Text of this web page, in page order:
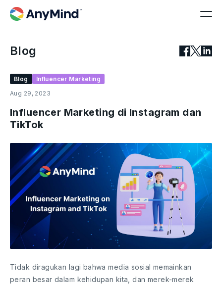
Blog
Blog
Influencer Marketing
Aug 29, 2023
Influencer Marketing di Instagram dan
TikTok
Tidak diragukan lagi bahwa media sosial memainkan
peran besar dalam kehidupan kita, dan merek-merek